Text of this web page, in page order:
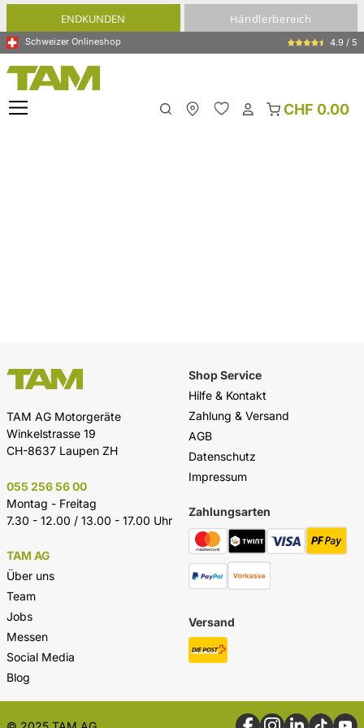
springenENDKUNDEN Händlerbereich
Schweizer Onlineshop 4.9 / 5
CHF 0.00
TAM AG Motorgeräte
Winkelstrasse 19
CH-8637 Laupen ZH
055 256 56 00
Montag - Freitag
7.30 - 12.00 / 13.00 - 17.00 Uhr
TAM AG
Über uns
Team
Jobs
Messen
Social Media
Blog
Shop Service
Hilfe & Kontakt
Zahlung & Versand
AGB
Datenschutz
Impressum
Zahlungsarten
Versand